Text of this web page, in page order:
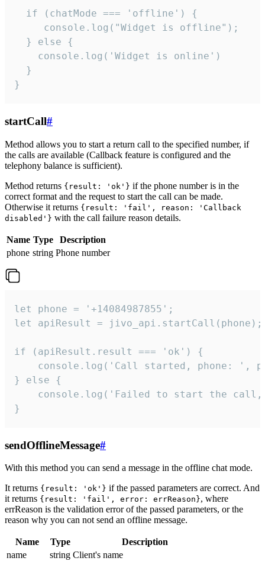
  if (chatMode === 'offline') {
     console.log("Widget is offline");
  } else {
    console.log('Widget is online')
  }
}
startCall#
Method allows you to start a return call to the specified number, if
the calls are available (Callback feature is configured and the
telephony balance is sufficient).
Method returns {result: 'ok'} if the phone number is in the
correct format and the request to start the call can be made.
Otherwise it returns {result: 'fail', reason: 'Callback
disabled'} with the call failure reason details.
Name Type
Description
phone string Phone number
let phone = '+14084987855';
let apiResult = jivo_api.startCall(phone);
if (apiResult.result === 'ok') {
console.log('Call started, phone: ',
} else {
console.log('Failed to start the
}
sendOfflineMessage#
With this method you can send a message in the offline chat mode.
It returns {result: 'ok'} if the passed parameters are correct. And
it returns {result: 'fail', error: errReason}, where
errReason is the validation error of the passed parameters, or the
reason why you can not send an offline message.
Name Type
Description
name
string Client's name